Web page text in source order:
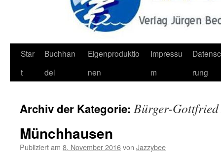
Zum
Inhalt
Star
t
Buchhan
del
Eigenproduktio
nen
Impressu
m
rung
Archiv der Kategorie: Bürger-
Münchhausen
Publiziert am 8. November 2016von Jazzybee